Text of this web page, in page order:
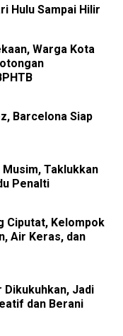
Hulu Sampai Hilir
Warga Kota
Barcelona Siap
Taklukkan
Penalti
Ciputat, Kelompok
Air Keras, dan
Jadi
dan Berani